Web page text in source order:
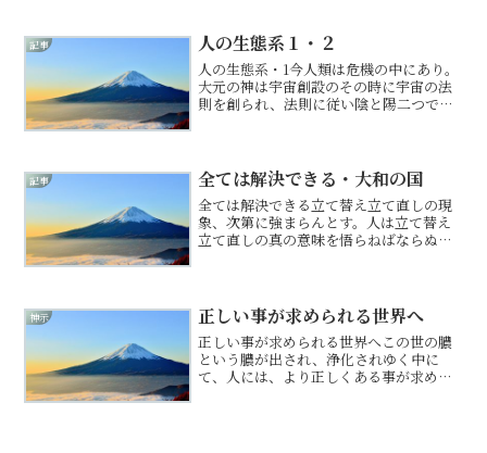
を言霊ににて発すれば、それ...
記事 人の生態系１・２
人の生態系・1今人類は危機の中にあり。
大元の神は宇宙創設のその時に宇宙の法
則を創られ、法則に従い陰と陽二つで一
くものなり。人間の都合...
記事 全ては解決できる・大和の国
全ては解決できる立て替え立て直しの現
象、次第に強まらんとす。人は立て替え
立て直しの真の意味を悟らねばならぬ。
り。なれど、この世はまだ...
神示 正しい事が求められる世界へ
正しい事が求められる世界へこの世の膿
という膿が出され、浄化されゆく中に
て、人には、より正しくある事が求めら